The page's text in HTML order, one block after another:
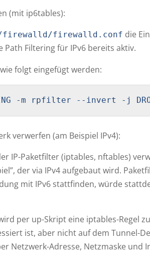
(mit ip6tables):
firewalld.conf die
Path Filtering für IPv6 bereits aktiv.
folgt eingefügt werden:
-m rpfilter --invert -j
verwerfen (am Beispiel IPv4):
IP-Paketfilter (iptables, nftables)
der via IPv4 aufgebaut wird.
mit IPv6 stattfinden, würde
per up-Skript eine iptables-Regel
ist, aber nicht auf dem Tunnel-
Netzwerk-Adresse, Netzmaske und